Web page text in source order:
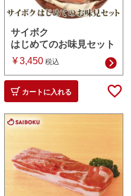
サイボク
はじめてのお味見セット
¥3,450 税込
カートに入れる